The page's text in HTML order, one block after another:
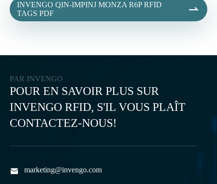
INVENGO QIN-IMPINJ MONZA R6P RFID
TAGS PDF

PAR INVENGO
POUR EN SAVOIR PLUS SUR
INVENGO RFID, S'IL VOUS PLAÎT
CONTACTEZ-NOUS!
 marketing@invengo.com